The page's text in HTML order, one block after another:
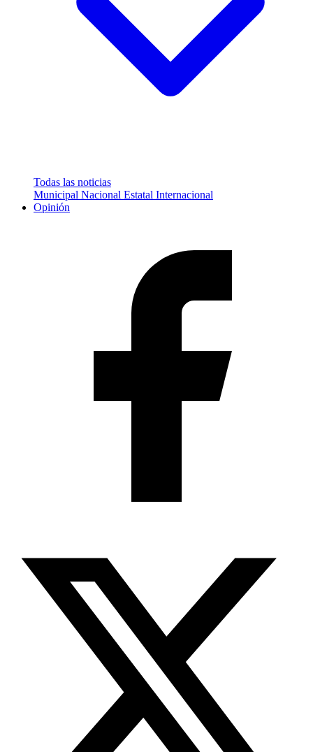
Todas las noticias
Municipal Nacional Estatal Internacional
Opinión